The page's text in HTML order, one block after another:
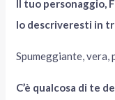
Il tuo personaggio,
lo descriveresti in
Spumeggiante, vera,
C’è qualcosa di te